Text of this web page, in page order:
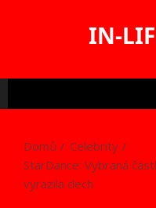
IN-
Domů
Celebrity
StarDance: Vybraná
vyrazila dech